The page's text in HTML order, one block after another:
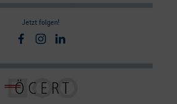
Jetzt folgen!
Facebook
Instagram
Linkedin